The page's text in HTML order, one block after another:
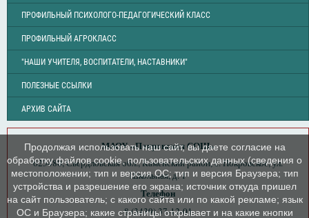
ПРОФИЛЬНЫЙ ПСИХОЛОГО-ПЕДАГОГИЧЕСКИЙ КЛАСС
ПРОФИЛЬНЫЙ АГРОКЛАСС
"НАШИ УЧИТЕЛЯ, ВОСПИТАТЕЛИ, НАСТАВНИКИ"
ПОЛЕЗНЫЕ ССЫЛКИ
АРХИВ САЙТА
МАОУ «Покровская СОШ»
623480, Свердловская обл., Каменский район, с. Покровское, ул.
Школьная, д. 1
Телефон
8 (3439) 37-12-01
Продолжая использовать наш сайт, вы даете согласие на
обработку файлов cookie, пользовательских данных (сведения о
местоположении; тип и версия ОС; тип и версия Браузера; тип
устройства и разрешение его экрана; источник откуда пришел
на сайт пользователь; с какого сайта или по какой рекламе; язык
ОС и Браузера; какие страницы открывает и на какие кнопки